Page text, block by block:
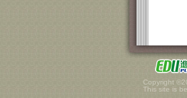
Copyright
This site is